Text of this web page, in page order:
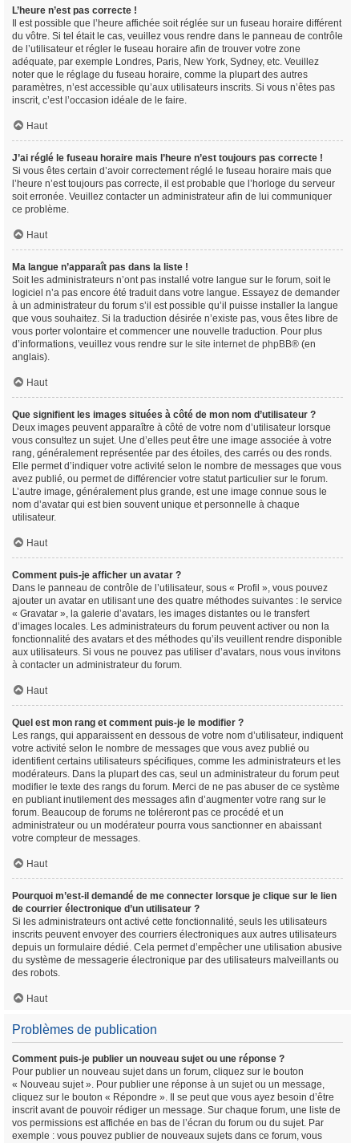
L’heure n’est pas correcte !
Il est possible que l’heure affichée soit réglée sur un fuseau horaire différent
du vôtre. Si tel était le cas, veuillez vous rendre dans le panneau de contrôle
de l’utilisateur et régler le fuseau horaire afin de trouver votre zone
adéquate, par exemple Londres, Paris, New York, Sydney, etc. Veuillez
noter que le réglage du fuseau horaire, comme la plupart des autres
paramètres, n’est accessible qu’aux utilisateurs inscrits. Si vous n’êtes pas
inscrit, c’est l’occasion idéale de le faire.
Haut
J’ai réglé le fuseau horaire mais l’heure n’est toujours pas correcte !
Si vous êtes certain d’avoir correctement réglé le fuseau horaire mais que
l’heure n’est toujours pas correcte, il est probable que l’horloge du serveur
soit erronée. Veuillez contacter un administrateur afin de lui communiquer
ce problème.
Haut
Ma langue n’apparaît pas dans la liste !
Soit les administrateurs n’ont pas installé votre langue sur le forum, soit le
logiciel n’a pas encore été traduit dans votre langue. Essayez de demander
à un administrateur du forum s’il est possible qu’il puisse installer la langue
que vous souhaitez. Si la traduction désirée n’existe pas, vous êtes libre de
vous porter volontaire et commencer une nouvelle traduction. Pour plus
d’informations, veuillez vous rendre sur le site internet de phpBB® (en
anglais).
Haut
Que signifient les images situées à côté de mon nom d’utilisateur ?
Deux images peuvent apparaître à côté de votre nom d’utilisateur lorsque
vous consultez un sujet. Une d’elles peut être une image associée à votre
rang, généralement représentée par des étoiles, des carrés ou des ronds.
Elle permet d’indiquer votre activité selon le nombre de messages que vous
avez publié, ou permet de différencier votre statut particulier sur le forum.
L’autre image, généralement plus grande, est une image connue sous le
nom d’avatar qui est bien souvent unique et personnelle à chaque
utilisateur.
Haut
Comment puis-je afficher un avatar ?
Dans le panneau de contrôle de l’utilisateur, sous « Profil », vous pouvez
ajouter un avatar en utilisant une des quatre méthodes suivantes : le service
« Gravatar », la galerie d’avatars, les images distantes ou le transfert
d’images locales. Les administrateurs du forum peuvent activer ou non la
fonctionnalité des avatars et des méthodes qu’ils veuillent rendre disponible
aux utilisateurs. Si vous ne pouvez pas utiliser d’avatars, nous vous invitons
à contacter un administrateur du forum.
Haut
Quel est mon rang et comment puis-je le modifier ?
Les rangs, qui apparaissent en dessous de votre nom d’utilisateur, indiquent
votre activité selon le nombre de messages que vous avez publié ou
identifient certains utilisateurs spécifiques, comme les administrateurs et les
modérateurs. Dans la plupart des cas, seul un administrateur du forum peut
modifier le texte des rangs du forum. Merci de ne pas abuser de ce système
en publiant inutilement des messages afin d’augmenter votre rang sur le
forum. Beaucoup de forums ne toléreront pas ce procédé et un
administrateur ou un modérateur pourra vous sanctionner en abaissant
votre compteur de messages.
Haut
Pourquoi m’est-il demandé de me connecter lorsque je clique sur le lien
de courrier électronique d’un utilisateur ?
Si les administrateurs ont activé cette fonctionnalité, seuls les utilisateurs
inscrits peuvent envoyer des courriers électroniques aux autres utilisateurs
depuis un formulaire dédié. Cela permet d’empêcher une utilisation abusive
du système de messagerie électronique par des utilisateurs malveillants ou
des robots.
Haut
Problèmes de publication
Comment puis-je publier un nouveau sujet ou une réponse ?
Pour publier un nouveau sujet dans un forum, cliquez sur le bouton
« Nouveau sujet ». Pour publier une réponse à un sujet ou un message,
cliquez sur le bouton « Répondre ». Il se peut que vous ayez besoin d’être
inscrit avant de pouvoir rédiger un message. Sur chaque forum, une liste de
vos permissions est affichée en bas de l’écran du forum ou du sujet. Par
exemple : vous pouvez publier de nouveaux sujets dans ce forum, vous